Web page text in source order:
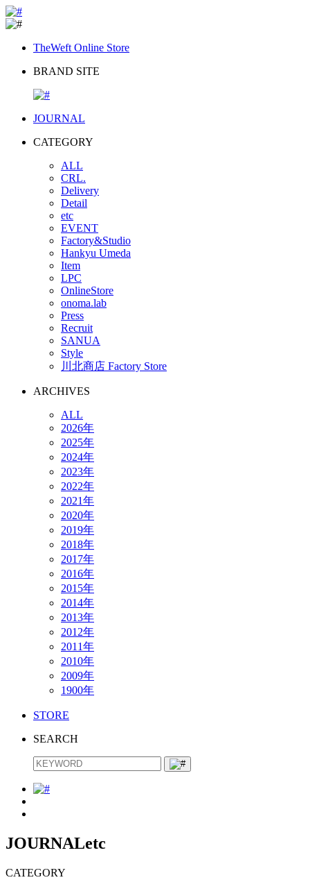
TheWeft Online Store
BRAND SITE
JOURNAL
CATEGORY
ALL
CRL.
Delivery
Detail
etc
EVENT
Factory&Studio
Hankyu Umeda
Item
LPC
OnlineStore
onoma.lab
Press
Recruit
SANUA
Style
川北商店 Factory Store
ARCHIVES
ALL
2026年
2025年
2024年
2023年
2022年
2021年
2020年
2019年
2018年
2017年
2016年
2015年
2014年
2013年
2012年
2011年
2010年
2009年
1900年
STORE
SEARCH
JOURNALetc
CATEGORY